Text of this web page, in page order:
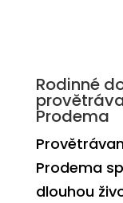
Rodinné
Prodema
Prodema
dlouhou